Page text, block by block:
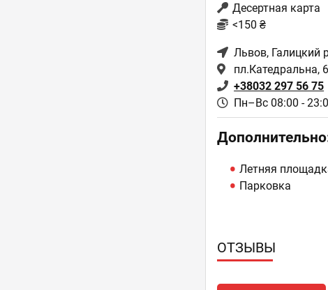
Десертная карта
<150 ₴
Львов, Галицкий
пл.Катедральна, 6
+38032 297 56 75
Пн–Вс 08:00 -
Летняя
Парковка
ОТЗЫВЫ